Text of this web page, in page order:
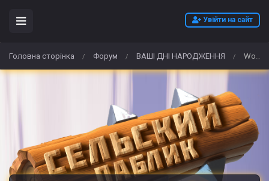
Увійти на сайт
Головна сторінка / Форум / ВАШІ ДНІ НАРОДЖЕННЯ / Wo kann ich in Deutschland hochwertiges N-Ethyl-Pentedron (Nep) rezeptfrei kaufen?